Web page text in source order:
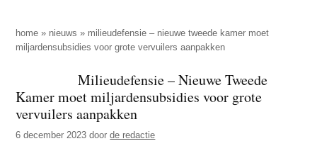
p
d
z
e
s
i
n
n
d
e
home » nieuws » milieudefensie – nieuwe tweede kamer moet
miljardensubsidies voor grote vervuilers aanpakken
Milieudefensie – Nieuwe Tweede
Kamer moet miljardensubsidies voor grote
vervuilers aanpakken
6 december 2023 doorde redactie